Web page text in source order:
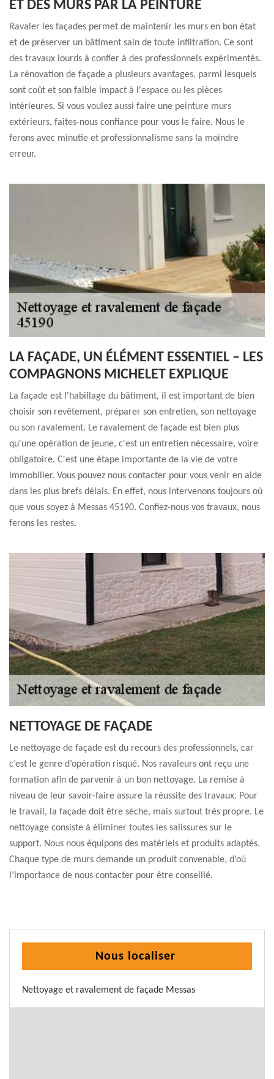
ET DES MURS PAR LA PEINTURE
Ravaler les façades permet de maintenir les murs en bon état
et de préserver un bâtiment sain de toute infiltration. Ce sont
des travaux lourds à confier à des professionnels expérimentés.
La rénovation de façade a plusieurs avantages, parmi lesquels
sont coût et son faible impact à l'espace ou les pièces
intérieures. Si vous voulez aussi faire une peinture murs
extérieurs, faites-nous confiance pour vous le faire. Nous le
ferons avec minutie et professionnalisme sans la moindre
erreur.
LA FAÇADE, UN ÉLÉMENT ESSENTIEL – LES
COMPAGNONS MICHELET EXPLIQUE
La façade est l'habillage du bâtiment, il est important de bien
choisir son revêtement, préparer son entretien, son nettoyage
ou son ravalement. Le ravalement de façade est bien plus
qu'une opération de jeune, c'est un entretien nécessaire, voire
obligatoire. C'est une étape importante de la vie de votre
immobilier. Vous pouvez nous contacter pour vous venir en aide
dans les plus brefs délais. En effet, nous intervenons toujours où
que vous soyez à Messas 45190. Confiez-nous vos travaux, nous
ferons les restes.
NETTOYAGE DE FAÇADE
Le nettoyage de façade est du recours des professionnels, car
c’est le genre d’opération risqué. Nos ravaleurs ont reçu une
formation afin de parvenir à un bon nettoyage. La remise à
niveau de leur savoir-faire assure la réussite des travaux. Pour
le travail, la façade doit être sèche, mais surtout très propre. Le
nettoyage consiste à éliminer toutes les salissures sur le
support. Nous nous équipons des matériels et produits adaptés.
Chaque type de murs demande un produit convenable, d’où
l’importance de nous contacter pour être conseillé.
Nous localiser
Nettoyage et ravalement de façade Messas